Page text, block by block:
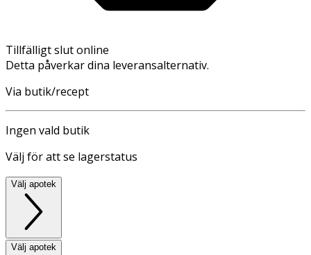
Tillfälligt slut online
Detta påverkar dina leveransalternativ.
Via butik/recept
Ingen vald butik
Välj för att se lagerstatus
Välj apotek
Välj apotek